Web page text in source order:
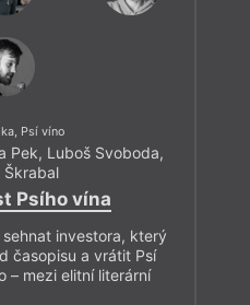
Psí víno
Pek, Luboš Svoboda,
Škrabal
Psího vína
investora, který
časopisu a vrátit Psí
– mezi elitní literární